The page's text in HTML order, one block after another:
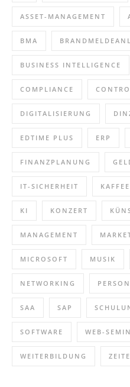
ASSET-MANAGEMENT
BMA
BUSINESS INTELLIGENCE
COMPLIANCE
DIGITALISIERUNG
EDTIME PLUS ERP
FINANZPLANUNG
IT-SICHERHEIT KAFFEE
KI KONZERT
MANAGEMENT
MICROSOFT MUSIK
NETWORKING
SAA SAP
SOFTWARE WEB-
WEITERBILDUNG